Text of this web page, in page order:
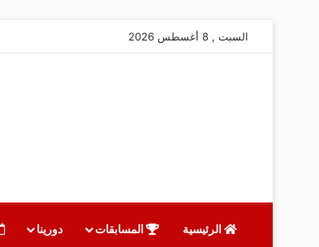
السبت , 8 أغسطس 2026
الرئيسية المسابقات دورينا